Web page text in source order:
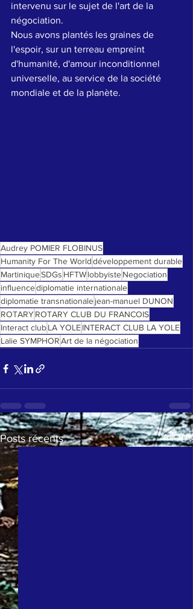
intervenu sur le sujet de l'art de la
négociation.
Nous avons plantés les graines de
l'espoir, sur un terreau empreint
d'humanité, d'amour inconditionnel
universelle, au service de la société
mondiale et de la planète.
Audrey POMIER FLOBINUS
Humanity For The Worlddéveloppement durable
MartiniqueSDGs HFTWlobbyisteNegociation
influencediplomatie internationale
diplomatie transnationalejean-manuel DUNON
ROTARYROTARY CLUB DU FRANCOIS
Interact clubLA YOLEINTERACT CLUB LA YOLE
Lalie SYMPHORArt de la négociation
Posts récents Voir tout